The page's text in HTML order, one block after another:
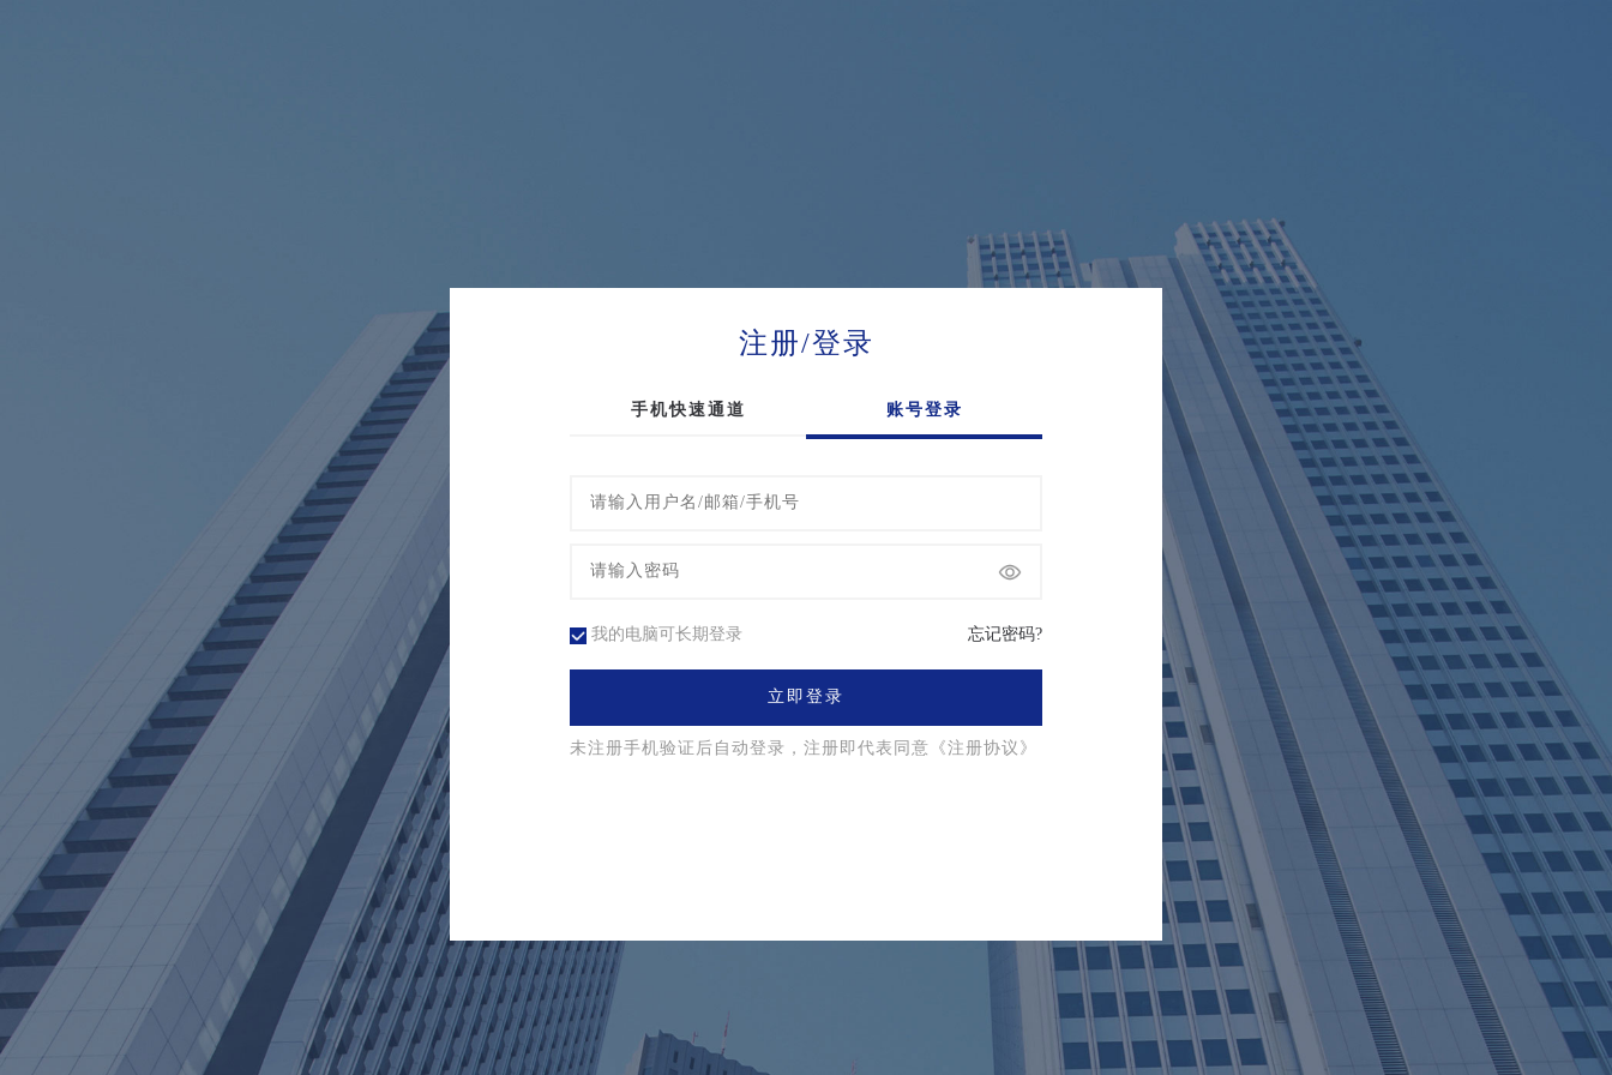
注册/登录
手机快速通道 账号登录
我的电脑可长期登录 忘记密码?
立即登录
未注册手机验证后自动登录，注册即代表同意 《注册协议》